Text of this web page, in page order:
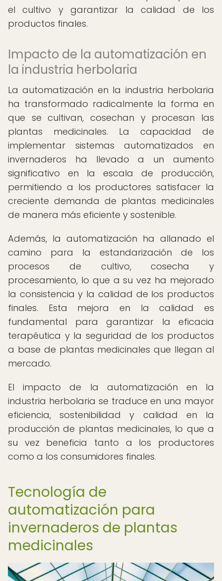
el cultivo y garantizar la calidad de los
productos finales.
Impacto de la automatización en
la industria herbolaria
La automatización en la industria herbolaria
ha transformado radicalmente la forma en
que se cultivan, cosechan y procesan las
plantas medicinales. La capacidad de
implementar sistemas automatizados en
invernaderos ha llevado a un aumento
significativo en la escala de producción,
permitiendo a los productores satisfacer la
creciente demanda de plantas medicinales
de manera más eficiente y sostenible.
Además, la automatización ha allanado el
camino para la estandarización de los
procesos de cultivo, cosecha y
procesamiento, lo que a su vez ha mejorado
la consistencia y la calidad de los productos
finales. Esta mejora en la calidad es
fundamental para garantizar la eficacia
terapéutica y la seguridad de los productos
a base de plantas medicinales que llegan al
mercado.
El impacto de la automatización en la
industria herbolaria se traduce en una mayor
eficiencia, sostenibilidad y calidad en la
producción de plantas medicinales, lo que a
su vez beneficia tanto a los productores
como a los consumidores finales.
Tecnología de
automatización para
invernaderos de plantas
medicinales